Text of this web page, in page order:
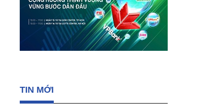
TIN MỚI